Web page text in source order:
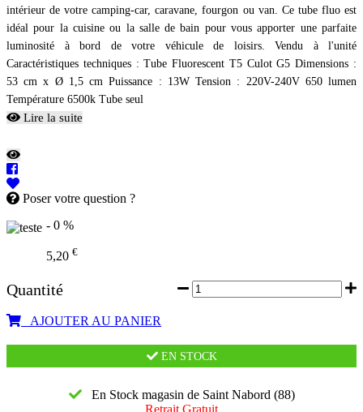
intérieur de votre camping-car, caravane, fourgon ou van. Ce tube fluo est
idéal pour la cuisine ou la salle de bain pour vous apporter une parfaite
luminosité à bord de votre véhicule de loisirs. Vendu à l'unité
Caractéristiques techniques : Tube Fluorescent T5 Culot G5 Dimensions :
53 cm x Ø 1,5 cm Puissance : 13W Tension : 220V-240V 650 lumen
Température 6500k Tube seul
Lire la suite
Poser votre question ?
- 0 %
5,20 €
Quantité
AJOUTER AU PANIER
EN STOCK
En Stock magasin de Saint Nabord (88)
Retrait Gratuit